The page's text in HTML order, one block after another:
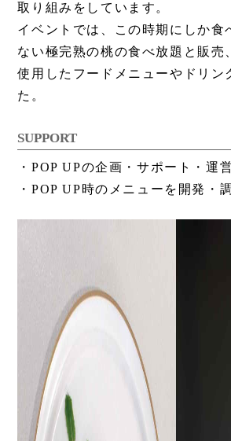
取り組みをしています。
イベントでは、この時期にしか食
ない極完熟の桃の食べ放題と販売
使用したフードメニューやドリン
た。
SUPPORT
・POP UPの企画・サポート・運営
・POP UP時のメニューを開発・